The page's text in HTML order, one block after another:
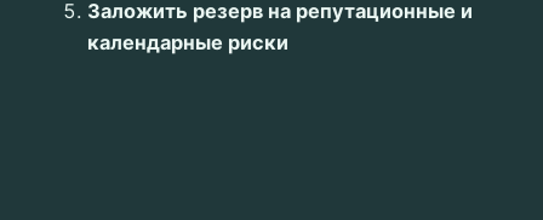
Заложить резерв на репутационные и
календарные риски